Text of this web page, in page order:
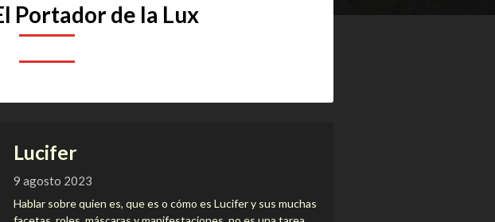
Portador de la Lux
Lucifer
9 agosto 2023
Hablar sobre quien es, que es o cómo es Lucifer y sus muchas